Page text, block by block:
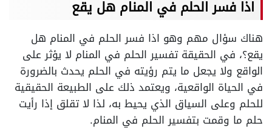
اذا فسر الحلم في المنام هل يقع
هناك سؤال مهم وهو اذا فسر الحلم في المنام هل
يقع؟، في الحقيقة تفسير الحلم في المنام لا يؤثر على
الواقع ولا يجعل ما يتم رؤيته في الحلم يحدث بالضرورة
في الحياة الواقعية، ويعتمد ذلك على الطبيعة الحقيقية
للحلم وعلى السياق الذي يحيط به، لذا لا تقلق إذا رأيت
حلم ما وقمت بتفسير الحلم في المنام.